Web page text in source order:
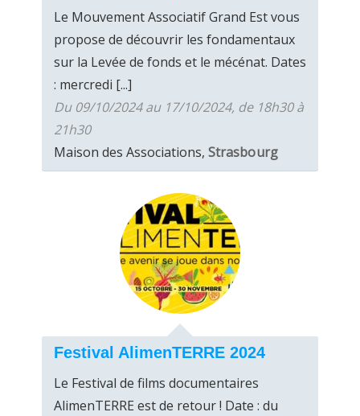
Le Mouvement Associatif Grand Est vous
propose de découvrir les fondamentaux
sur la Levée de fonds et le mécénat. Dates
: mercredi [...]
Du 09/10/2024 au 17/10/2024, de 18h30 à
21h30
Maison des Associations, Strasbourg
Festival AlimenTERRE 2024
Le Festival de films documentaires
AlimenTERRE est de retour ! Date : du